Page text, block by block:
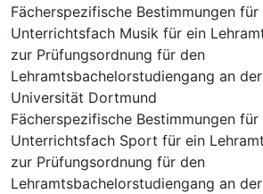
Fächerspezifische Bestimmungen für
Unterrichtsfach Musik für ein
zur Prüfungsordnung für den
Lehramtsbachelorstudiengang an
Universität Dortmund
Fächerspezifische Bestimmungen für
Unterrichtsfach Sport für ein
zur Prüfungsordnung für den
Lehramtsbachelorstudiengang an